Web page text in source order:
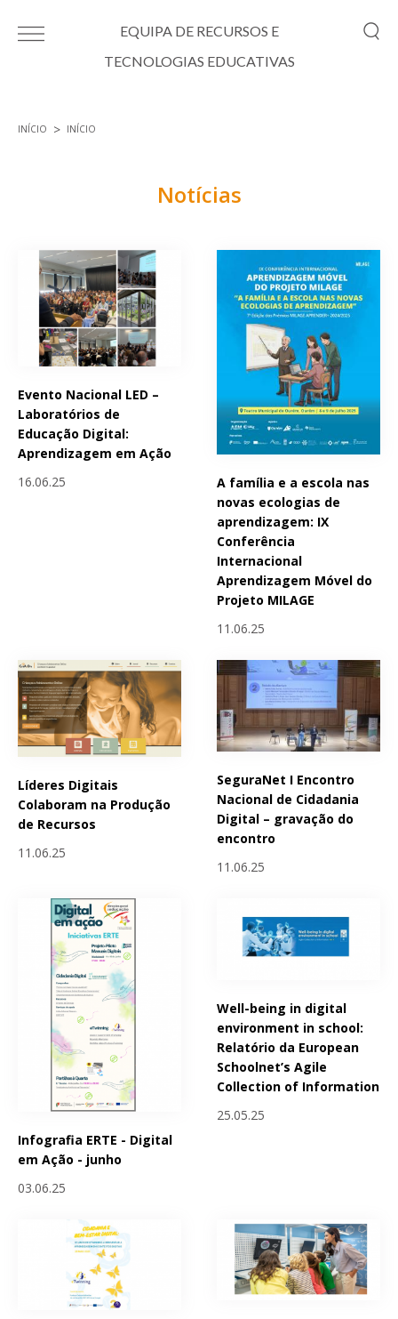
EQUIPA DE RECURSOS E
TECNOLOGIAS EDUCATIVAS
INÍCIO INÍCIO
Notícias
Evento Nacional LED –
Laboratórios de
Educação Digital:
Aprendizagem em Ação
16.06.25
A família e a escola nas
novas ecologias de
aprendizagem: IX
Conferência
Internacional
Aprendizagem Móvel do
Projeto MILAGE
11.06.25
Líderes Digitais
Colaboram na Produção
de Recursos
11.06.25
SeguraNet I Encontro
Nacional de Cidadania
Digital – gravação do
encontro
11.06.25
Infografia ERTE - Digital
em Ação - junho
03.06.25
Well-being in digital
environment in school:
Relatório da European
Schoolnet’s Agile
Collection of Information
25.05.25
Páginas